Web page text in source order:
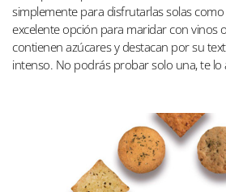
simplemente para disfrutarlas solas
excelente opción para maridar con vinos
contienen azúcares y destacan por su
intenso. No podrás probar solo una, te lo